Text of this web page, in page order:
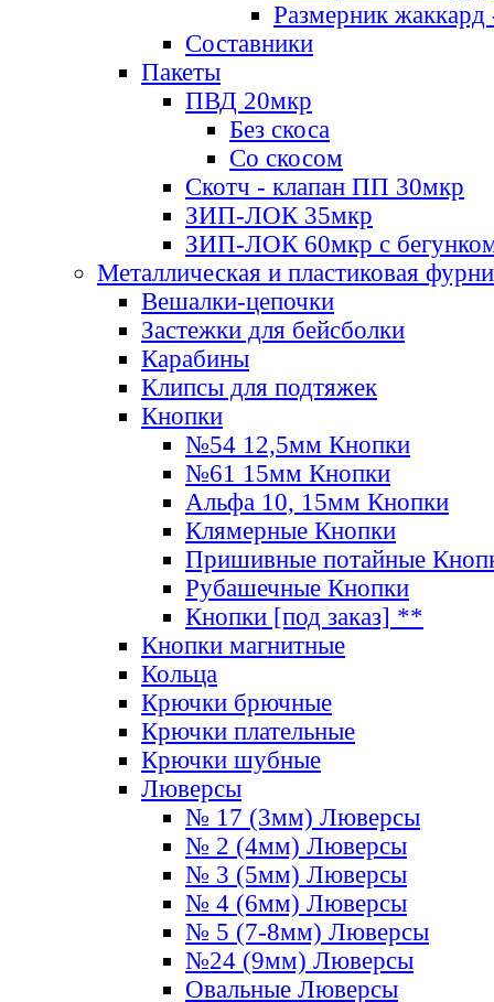
Размерник
Составники
Пакеты
ПВД 20мкр
Без скоса
Со скосом
Скотч - клапан ПП 30мкр
ЗИП-ЛОК 35мкр
ЗИП-ЛОК 60мкр с
Металлическая и пластиковая
Вешалки-цепочки
Застежки для бейсболки
Карабины
Клипсы для подтяжек
Кнопки
№54 12,5мм Кнопки
№61 15мм Кнопки
Альфа 10, 15мм Кнопки
Клямерные Кнопки
Пришивные потайные
Рубашечные Кнопки
Кнопки [под заказ] **
Кнопки магнитные
Кольца
Крючки брючные
Крючки плательные
Крючки шубные
Люверсы
№ 17 (3мм) Люверсы
№ 2 (4мм) Люверсы
№ 3 (5мм) Люверсы
№ 4 (6мм) Люверсы
№ 5 (7-8мм) Люверсы
№24 (9мм) Люверсы
Овальные Люверсы